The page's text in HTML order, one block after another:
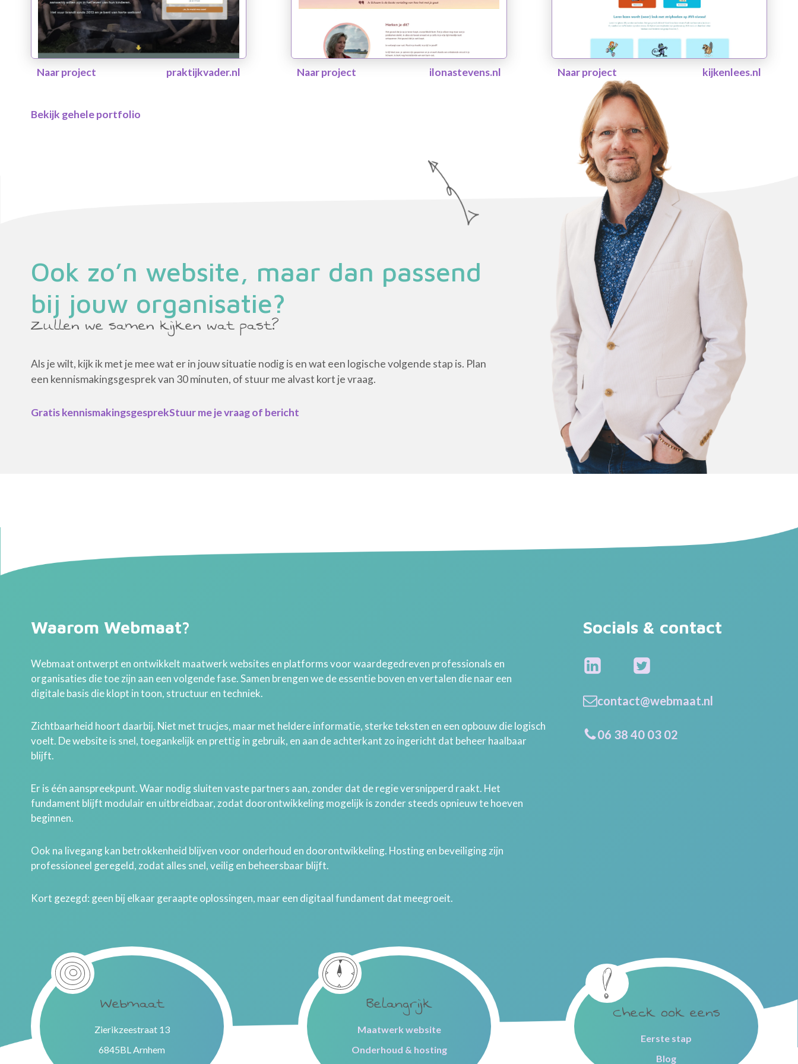
Naar project praktijkvader.nl Naar project ilonastevens.nl Naar project kijkenlees.nl
Bekijk gehele portfolio
Ook zo’n website, maar dan passend
bij jouw organisatie?
Zullen we samen kijken wat past?
Als je wilt, kijk ik met je mee wat er in jouw situatie nodig is en wat een logische volgende stap is. Plan
een kennismakingsgesprek van 30 minuten, of stuur me alvast kort je vraag.
Gratis kennismakingsgesprekStuur me je vraag of bericht
Waarom Webmaat?
Webmaat ontwerpt en ontwikkelt maatwerk websites en platforms voor waardegedreven professionals en
organisaties die toe zijn aan een volgende fase. Samen brengen we de essentie boven en vertalen die naar een
digitale basis die klopt in toon, structuur en techniek.
Zichtbaarheid hoort daarbij. Niet met trucjes, maar met heldere informatie, sterke teksten en een opbouw die logisch
voelt. De website is snel, toegankelijk en prettig in gebruik, en aan de achterkant zo ingericht dat beheer haalbaar
blijft.
Er is één aanspreekpunt. Waar nodig sluiten vaste partners aan, zonder dat de regie versnipperd raakt. Het
fundament blijft modulair en uitbreidbaar, zodat doorontwikkeling mogelijk is zonder steeds opnieuw te hoeven
beginnen.
Ook na livegang kan betrokkenheid blijven voor onderhoud en doorontwikkeling. Hosting en beveiliging zijn
professioneel geregeld, zodat alles snel, veilig en beheersbaar blijft.
Kort gezegd: geen bij elkaar geraapte oplossingen, maar een digitaal fundament dat meegroeit.
Socials & contact
contact@webmaat.nl
06 38 40 03 02
Webmaat
Zierikzeestraat 13
6845BL Arnhem
Belangrijk
Maatwerk website
Onderhoud & hosting
Check ook eens
Eerste stap
Blog